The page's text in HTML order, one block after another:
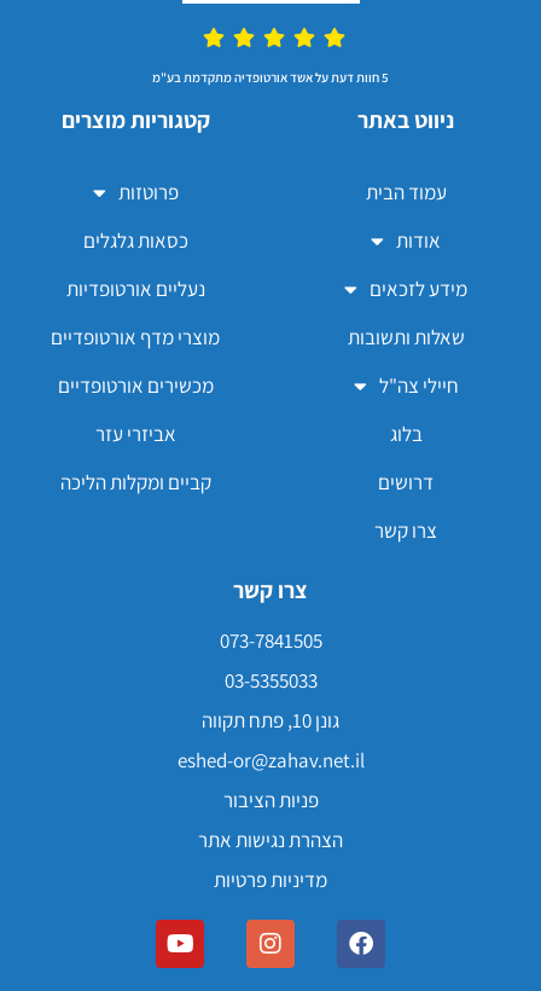
5 חוות דעת על אשד אורטופדיה מתקדמת בע"מ
ניווט באתר
עמוד הבית
אודות
מידע לזכאים
שאלות ותשובות
חיילי צה"ל
בלוג
דרושים
צרו קשר
קטגוריות מוצרים
פרוטזות
כסאות גלגלים
נעליים אורטופדיות
מוצרי מדף אורטופדיים
מכשירים אורטופדיים
אביזרי עזר
קביים ומקלות הליכה
צרו קשר
073-7841505
03-5355033
גונן 10, פתח תקווה
eshed-or@zahav.net.il
פניות הציבור
הצהרת נגישות אתר
מדיניות פרטיות